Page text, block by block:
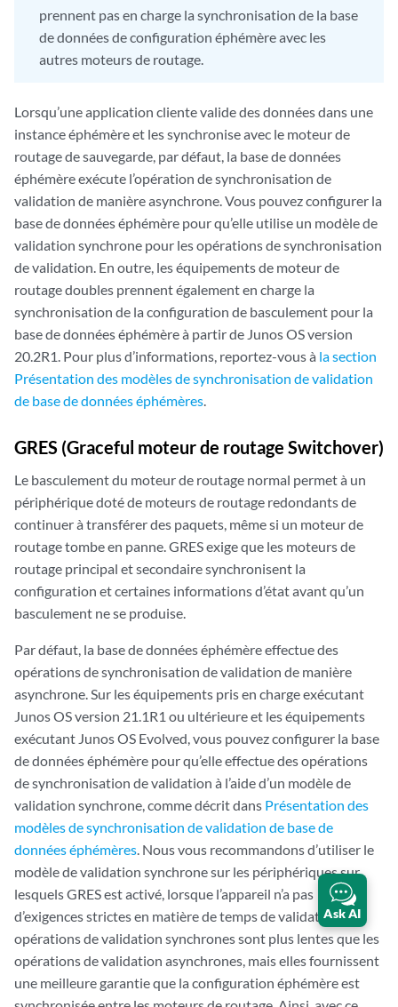
prennent pas en charge la synchronisation de la base
de données de configuration éphémère avec les
autres moteurs de routage.
Lorsqu’une application cliente valide des données dans une
instance éphémère et les synchronise avec le moteur de
routage de sauvegarde, par défaut, la base de données
éphémère exécute l’opération de synchronisation de
validation de manière asynchrone. Vous pouvez configurer la
base de données éphémère pour qu’elle utilise un modèle de
validation synchrone pour les opérations de synchronisation
de validation. En outre, les équipements de moteur de
routage doubles prennent également en charge la
synchronisation de la configuration de basculement pour la
base de données éphémère à partir de Junos OS version
20.2R1. Pour plus d’informations, reportez-vous à la section
Présentation des modèles de synchronisation de validation
de base de données éphémères.
GRES (Graceful moteur de routage Switchover)
Le basculement du moteur de routage normal permet à un
périphérique doté de moteurs de routage redondants de
continuer à transférer des paquets, même si un moteur de
routage tombe en panne. GRES exige que les moteurs de
routage principal et secondaire synchronisent la
configuration et certaines informations d’état avant qu’un
basculement ne se produise.
Par défaut, la base de données éphémère effectue des
opérations de synchronisation de validation de manière
asynchrone. Sur les équipements pris en charge exécutant
Junos OS version 21.1R1 ou ultérieure et les équipements
exécutant Junos OS Evolved, vous pouvez configurer la base
de données éphémère pour qu’elle effectue des opérations
de synchronisation de validation à l’aide d’un modèle de
validation synchrone, comme décrit dans Présentation des
modèles de synchronisation de validation de base de
données éphémères. Nous vous recommandons d’utiliser le
modèle de validation synchrone sur les périphériques sur
lesquels GRES est activé, lorsque l’appareil n’a pas
d’exigences strictes en matière de temps de validation. Les
opérations de validation synchrones sont plus lentes que les
opérations de validation asynchrones, mais elles fournissent
une meilleure garantie que la configuration éphémère est
Ask AI